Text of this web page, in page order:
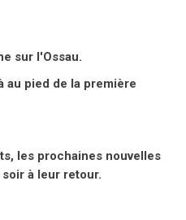
sur l'Ossau.
au pied de la première
les prochaines nouvelles
à leur retour.